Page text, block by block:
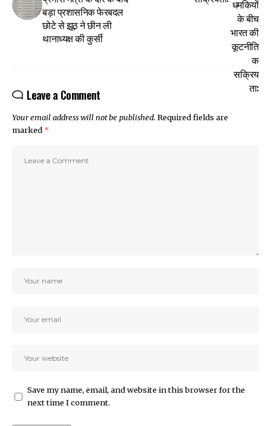
बड़ा प्रशासनिक फेरबदल
छोटे से झूठ ने छीन ली
थानाध्यक्ष की कुर्सी
Leave a Comment
Your email address will not be published. Required fields are
marked *
Save my name, email, and website in this browser for the
next time I comment.